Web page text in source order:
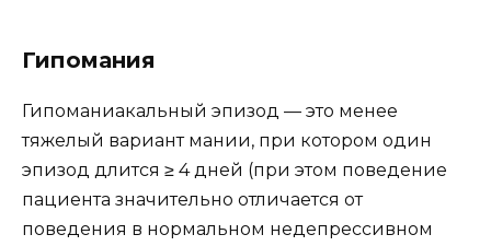
Гипомания
Гипоманиакальный эпизод — это менее
тяжелый вариант мании, при котором один
эпизод длится ≥ 4 дней (при этом поведение
пациента значительно отличается от
поведения в нормальном недепрессивном